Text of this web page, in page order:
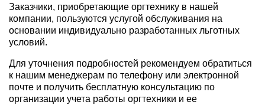
Заказчики, приобретающие оргтехнику в нашей
компании, пользуются услугой обслуживания на
основании индивидуально разработанных льготных
условий.
Для уточнения подробностей рекомендуем обратиться
к нашим менеджерам по телефону или электронной
почте и получить бесплатную консультацию по
организации учета работы оргтехники и ее